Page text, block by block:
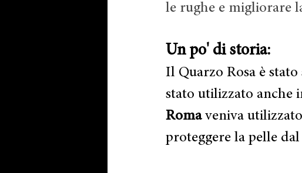
le rughe e migliorare
Un po' di storia:
Il Quarzo Rosa è
stato utilizzato anche
Roma veniva
proteggere la pelle dal